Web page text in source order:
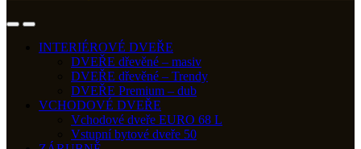
INTERIÉROVÉ DVEŘE
DVEŘE dřevěné – masiv
DVEŘE dřevěné – Trendy
DVEŘE Premium – dub
VCHODOVÉ DVEŘE
Vchodové dveře EURO 68 L
Vstupní bytové dveře 50